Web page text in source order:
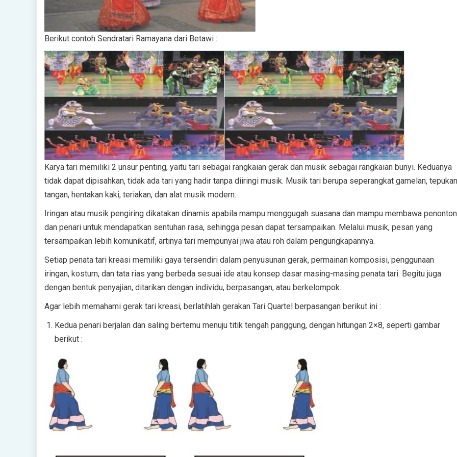
Berikut contoh Sendratari Ramayana dari Betawi :
Karya tari memiliki 2 unsur penting, yaitu tari sebagai rangkaian gerak dan musik sebagai rangkaian bunyi. Keduanya
tidak dapat dipisahkan, tidak ada tari yang hadir tanpa diiringi musik. Musik tari berupa seperangkat gamelan, tepukan
tangan, hentakan kaki, teriakan, dan alat musik modern.
Iringan atau musik pengiring dikatakan dinamis apabila mampu menggugah suasana dan mampu membawa penonton
dan penari untuk mendapatkan sentuhan rasa, sehingga pesan dapat tersampaikan. Melalui musik, pesan yang
tersampaikan lebih komunikatif, artinya tari mempunyai jiwa atau roh dalam pengungkapannya.
Setiap penata tari kreasi memiliki gaya tersendiri dalam penyusunan gerak, permainan komposisi, penggunaan
iringan, kostum, dan tata rias yang berbeda sesuai ide atau konsep dasar masing-masing penata tari. Begitu juga
dengan bentuk penyajian, ditarikan dengan individu, berpasangan, atau berkelompok.
Agar lebih memahami gerak tari kreasi, berlatihlah gerakan Tari Quartel berpasangan berikut ini :
Kedua penari berjalan dan saling bertemu menuju titik tengah panggung, dengan hitungan 2×8, seperti gambar
berikut :